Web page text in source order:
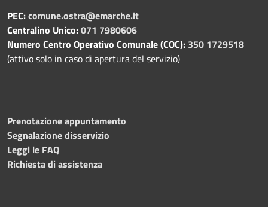
PEC:comune.ostra@emarche.it
Centralino Unico:071 7980606
Numero Centro Operativo Comunale (COC): 350 1729518
(attivo solo in caso di apertura del servizio)
Prenotazione appuntamento
Segnalazione disservizio
Leggi le FAQ
Richiesta di assistenza